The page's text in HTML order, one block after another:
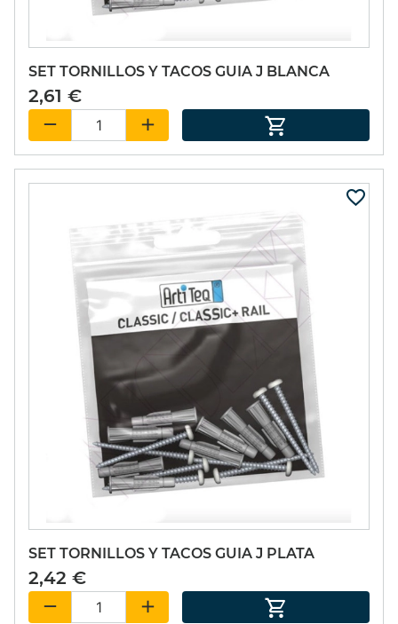
SET TORNILLOS Y TACOS GUIA J BLANCA
2,61 €
SET TORNILLOS Y TACOS GUIA J PLATA
2,42 €